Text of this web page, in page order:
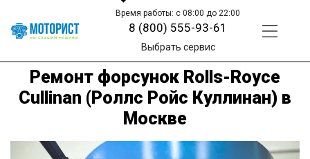
Время работы: с 08:00 до 22:00
8 (800) 555-93-61
Выбрать сервис
Ремонт форсунок Rolls-Royce
Cullinan (Роллс Ройс Куллинан) в
Москве